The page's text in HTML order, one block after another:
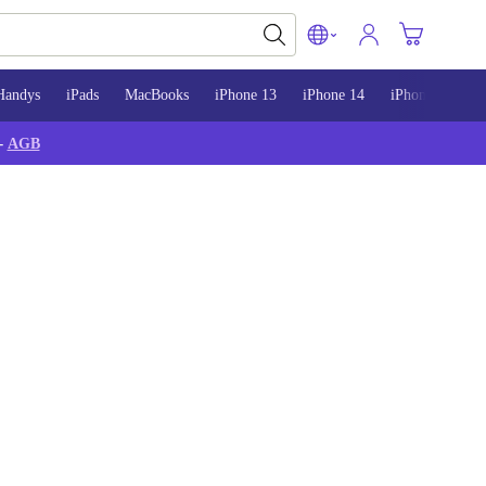
iPads MacBooks iPhone 13 iPhone 14 iPhone 15
AGB